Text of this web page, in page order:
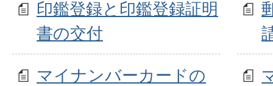
印鑑登録と印鑑登録証明
書の交付
マイナンバーカードの